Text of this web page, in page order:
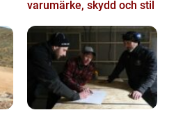
varumärke, skydd och stil